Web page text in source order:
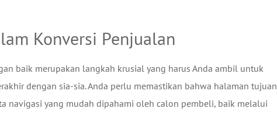
Konversi Penjualan
baik merupakan langkah krusial yang harus Anda ambil untuk
dengan sia-sia. Anda perlu memastikan bahwa halaman tujuan
navigasi yang mudah dipahami oleh calon pembeli, baik melalui